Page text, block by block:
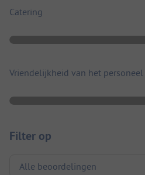
Catering
Vriendelijkheid van het personeel
Filter op